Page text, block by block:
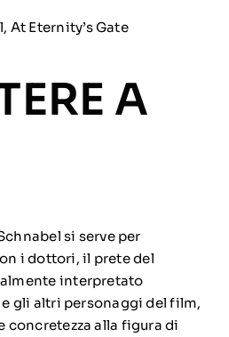
At Eternity’s Gate
A
si serve per
i dottori, il prete del
interpretato
e gli altri personaggi del film,
concretezza alla figura di